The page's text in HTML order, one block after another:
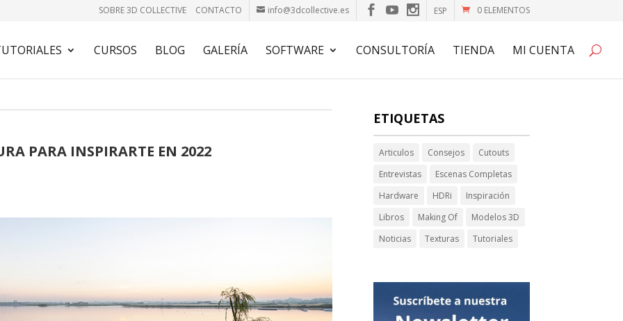
0 ELEMENTOS
ESP
info@3dcollective.es
SOBRE 3D COLLECTIVE CONTACTO
CURSOS BLOG GALERÍA SOFTWARE CONSULTORÍA TIENDA MI CUENTA
PARA INSPIRARTE EN 2022
ETIQUETAS
Articulos Consejos
Cutouts
Entrevistas
Escenas Completas
Hardware
HDRi
Inspiración
Libros
Making Of
Modelos 3D
Noticias
Texturas Tutoriales